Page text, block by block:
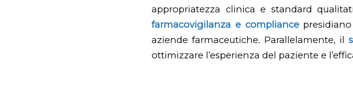
appropriatezza clinica e standard
farmacovigilanza e compliance
aziende farmaceutiche. Parallelamente, il
ottimizzare l’esperienza del paziente e